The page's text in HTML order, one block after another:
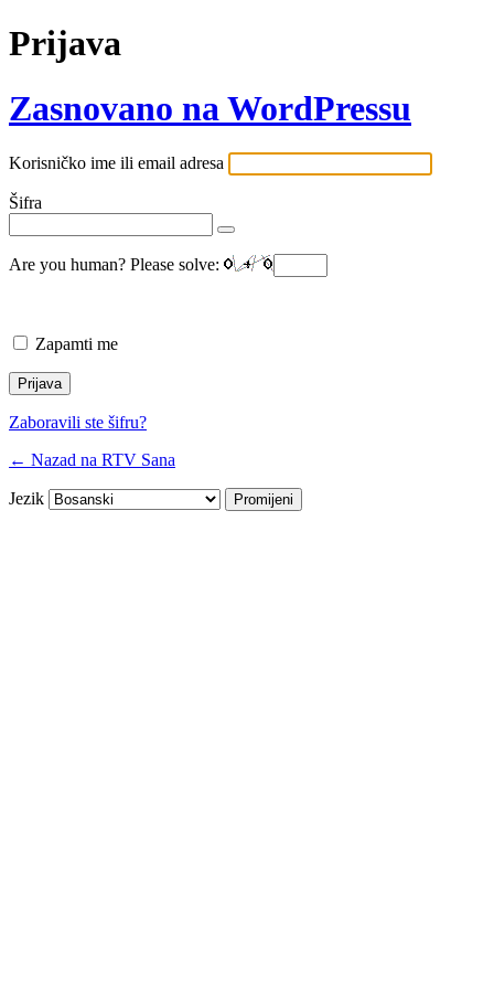
Prijava
Zasnovano na WordPressu
Korisničko ime ili email adresa
Šifra
Are you human? Please solve:
Zapamti me
Zaboravili ste šifru?
← Nazad na RTV Sana
Jezik